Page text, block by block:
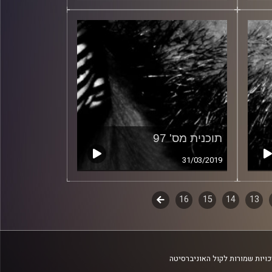
תוכנית מס' 97
31/03/2019
13
14
15
16
לשלב
שמורות לקול האוניברסיטה